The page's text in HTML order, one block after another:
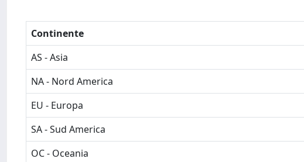
Continente
AS - Asia
NA - Nord America
EU - Europa
SA - Sud America
OC - Oceania